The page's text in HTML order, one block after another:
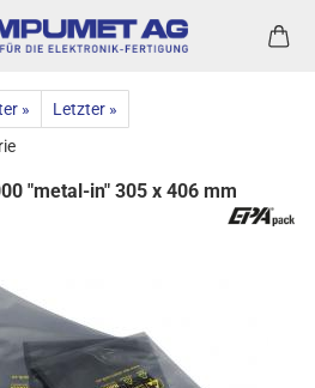
»
Letzter »
"metal-in" 305 x 406 mm